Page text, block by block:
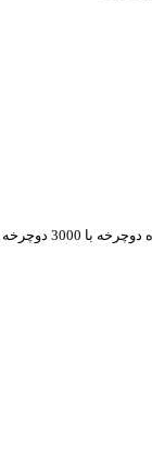
دوچرخه را